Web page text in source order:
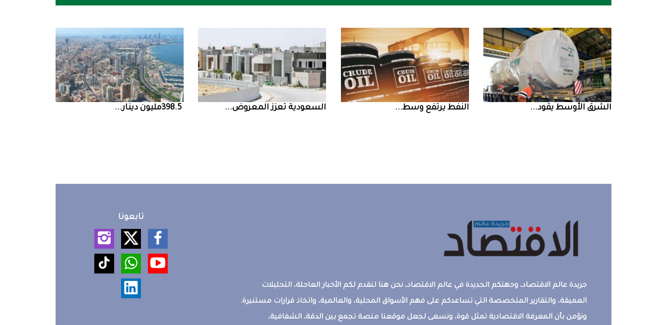
الشرق‭ ‬الأوسط‭ ‬يقود‭ ... النفط‭ ‬يرتفع‭ ‬وسط‭ ... السعودية‭ ‬تعزز‭ ‬المعروض‭ ... 398.5‭ ‬مليون‭ ‬دينار‭ ...
جريدة عالم الاقتصاد، وجهتكم الجديدة في عالم الاقتصاد، نحن هنا لنقدم لكم الأخبار العاجلة، التحليلات
العميقة، والتقارير المتخصصة التي تساعدكم على فهم الأسواق المحلية، والعالمية، واتخاذ قرارات مستنيرة.
ونؤمن بأن المعرفة الاقتصادية تمثل قوة، ونسعى لجعل موقعنا منصة تجمع بين الدقة، الشفافية،
تابعونا